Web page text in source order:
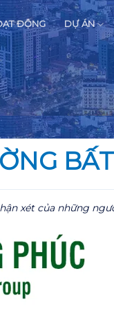
ĐỘNG DỰ ÁN
xét của những